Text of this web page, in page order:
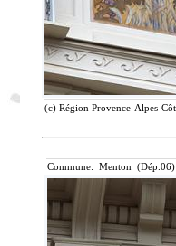
(c) Région Provence-Alpes-
Commune: Menton